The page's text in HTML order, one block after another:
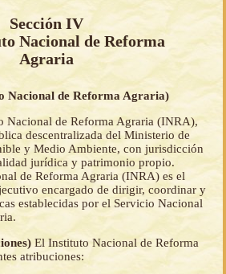
Sección IV
Nacional de Reforma
Agraria
Nacional de Reforma Agraria)
Nacional de Reforma Agraria (INRA),
descentralizada del Ministerio de
y Medio Ambiente, con jurisdicción
jurídica y patrimonio propio.
de Reforma Agraria (INRA) es el
encargado de dirigir, coordinar y
establecidas por el Servicio Nacional
El Instituto Nacional de Reforma
atribuciones: